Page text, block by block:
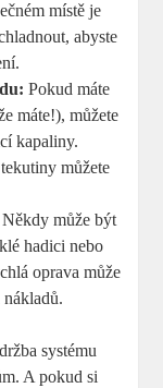
místě je
abyste
Pokud máte
máte!), můžete
kapaliny.
můžete
Někdy může být
hadici nebo
oprava může
systému
A pokud si